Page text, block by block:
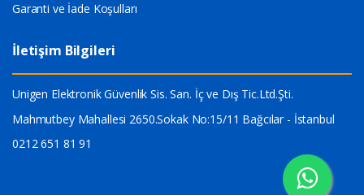
Garanti ve İade Koşulları
İletişim Bilgileri
Unigen Elektronik Güvenlik Sis. San. İç ve Dış Tic.Ltd.Şti.
Mahmutbey Mahallesi 2650.Sokak No:15/11 Bağcılar - İstanbul
0212 651 81 91